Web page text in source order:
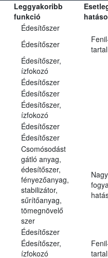
Leggyakoribb
funkció
Édesítőszer
Édesítőszer
Édesítőszer,
ízfokozó
Édesítőszer
Édesítőszer
Édesítőszer,
ízfokozó
Édesítőszer
Édesítőszer
Csomósodást
gátló anyag,
édesítőszer,
fényezőanyag,
stabilizátor,
sűrítőanyag,
tömegnövelő
szer
Édesítőszer
Édesítőszer,
ízfokozó